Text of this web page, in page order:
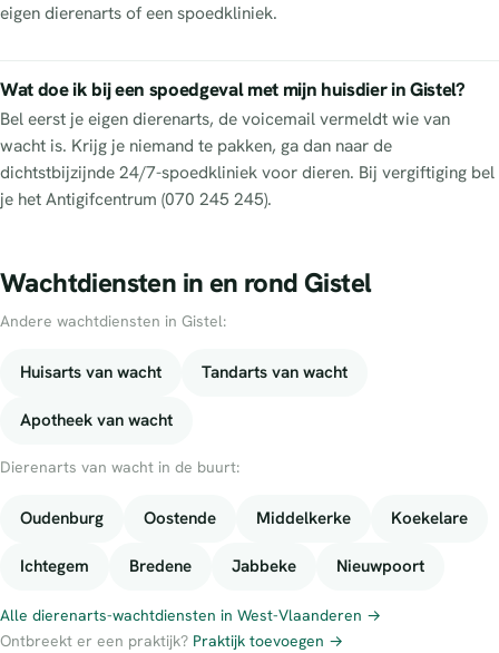
eigen dierenarts of een spoedkliniek.
Wat doe ik bij een spoedgeval met mijn huisdier in Gistel?
Bel eerst je eigen dierenarts, de voicemail vermeldt wie van
wacht is. Krijg je niemand te pakken, ga dan naar de
dichtstbijzijnde 24/7-spoedkliniek voor dieren. Bij vergiftiging bel
je het Antigifcentrum (070 245 245).
Wachtdiensten in en rond Gistel
Andere wachtdiensten in Gistel:
Huisarts van wacht Tandarts van wacht
Apotheek van wacht
Dierenarts van wacht in de buurt:
Oudenburg Oostende Middelkerke Koekelare
Ichtegem Bredene Jabbeke Nieuwpoort
Alle dierenarts-wachtdiensten in West-Vlaanderen →
Ontbreekt er een praktijk? Praktijk toevoegen →